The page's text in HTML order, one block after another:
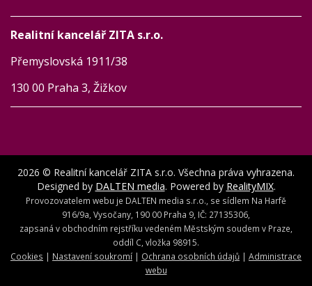
Realitní kancelář ZITA s.r.o.
Přemyslovská 1911/38
130 00 Praha 3, Žižkov
2026 © Realitní kancelář ZITA s.r.o. Všechna práva vyhrazena.
Designed by DALTEN media. Powered by RealityMIX.
Provozovatelem webu je DALTEN media s.r.o., se sídlem Na Harfě
916/9a, Vysočany, 190 00 Praha 9, IČ: 27135306,
zapsaná v obchodním rejstříku vedeném Městským soudem v Praze,
oddíl C, vložka 98915.
Cookies | Nastavení soukromí | Ochrana osobních údajů | Administrace
webu